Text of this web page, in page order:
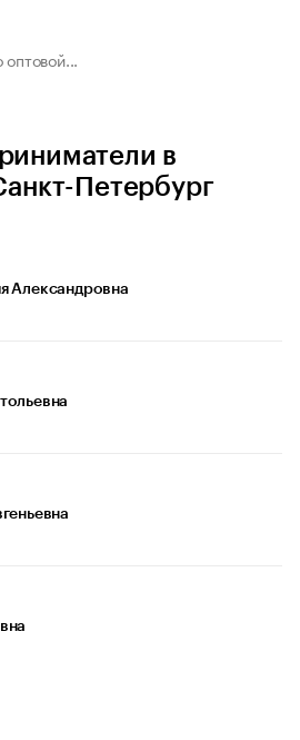
оптовой...
в
Петербург
Александровна